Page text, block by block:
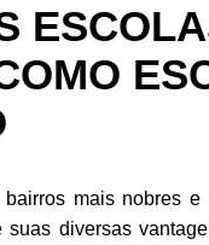
mais nobres
suas diversas